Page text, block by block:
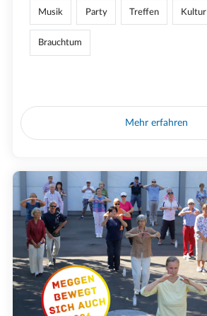
Musik Party Treffen Kultur
Brauchtum
Mehr erfahren